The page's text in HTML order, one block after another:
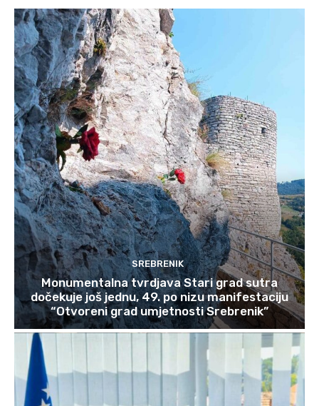
SREBRENIK
Monumentalna tvrdjava Stari grad sutra
dočekuje još jednu, 49. po nizu manifestaciju
“Otvoreni grad umjetnosti Srebrenik”